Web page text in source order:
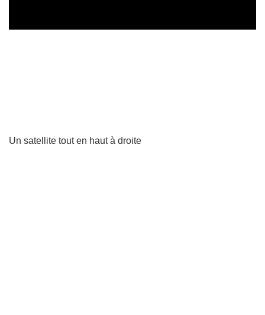
Un satellite tout en haut à droite